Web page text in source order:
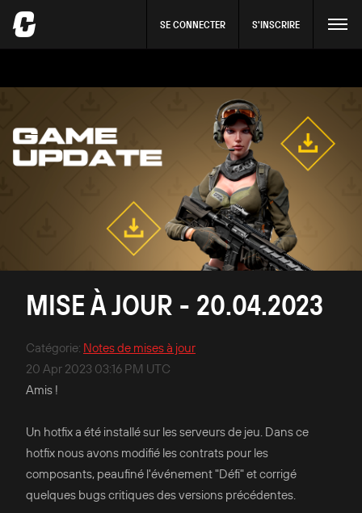
SE CONNECTER S'INSCRIRE
MISE À JOUR - 20.04.2023
Catégorie: Notes de mises à jour
20 Apr 2023 03:16 PM UTC
Amis !
Un hotfix a été installé sur les serveurs de jeu. Dans ce
hotfix nous avons modifié les contrats pour les
composants, peaufiné l'événement "Défi" et corrigé
quelques bugs critiques des versions précédentes.